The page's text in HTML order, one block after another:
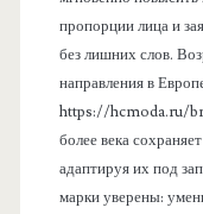
пропорции лица и
без лишних слов.
направления в
https://hcmoda.ru/
более века
адаптируя их под
марки уверены: